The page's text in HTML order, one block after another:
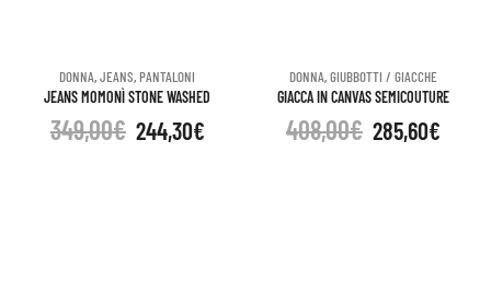
DONNA,JEANS,PANTALONI
JEANS MOMONÌ STONE WASHED
349,00€ 244,30€
DONNA,GIUBBOTTI / GIACCHE
GIACCA IN CANVAS SEMICOUTURE
408,00€ 285,60€